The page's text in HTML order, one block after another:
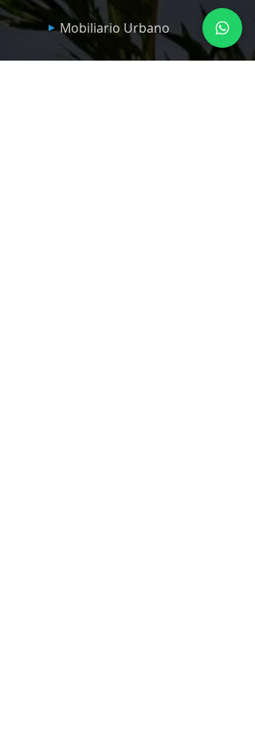
Mobiliario Urbano